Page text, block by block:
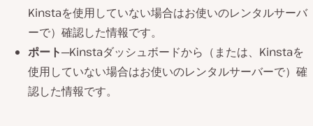
Kinstaを使用していない場合はお使いのレンタルサーバ
ーで）確認した情報です。
ポート─Kinstaダッシュボードから（または、Kinstaを
使用していない場合はお使いのレンタルサーバーで）確
認した情報です。